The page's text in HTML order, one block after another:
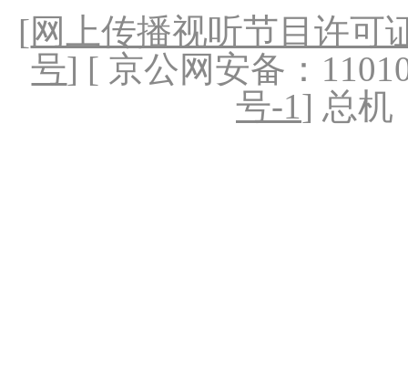
[网上传播视听节目许可
号] [ 京公网安备：
号-1] 总机